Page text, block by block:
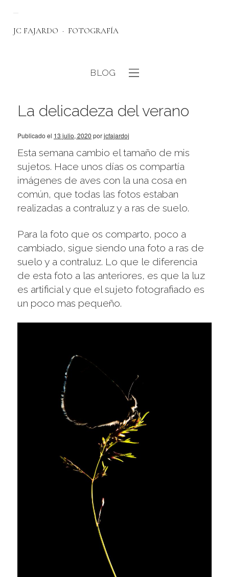
JC FAJARDO FOTOGRAFÍA
BLOG
La delicadeza del verano
Publicado el 13 julio, 2020 porjcfajardoj
Esta semana cambio el tamaño de mis
sujetos. Hace unos días os compartía
imágenes de aves con la una cosa en
común, que todas las fotos estaban
realizadas a contraluz y a ras de suelo.
Para la foto que os comparto, poco a
cambiado, sigue siendo una foto a ras de
suelo y a contraluz. Lo que le diferencia
de esta foto a las anteriores, es que la luz
es artificial y que el sujeto fotografiado es
un poco mas pequeño.